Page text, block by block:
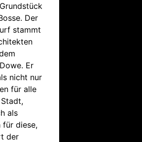
Der
stammt
Er
nicht nur
für alle
als
für diese,
der